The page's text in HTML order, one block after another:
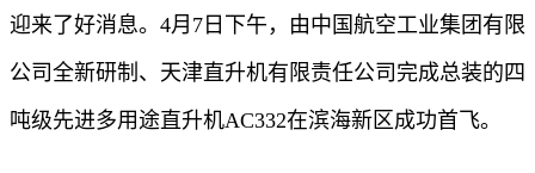
迎来了好消息。4月7日下午，由中国航空工业集团有限
公司全新研制、天津直升机有限责任公司完成总装的四
吨级先进多用途直升机AC332在滨海新区成功首飞。